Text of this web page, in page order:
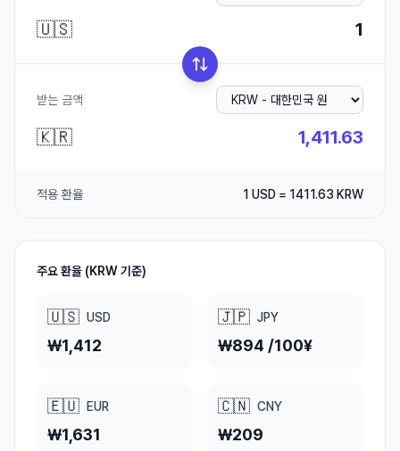
🇺🇸
받는 금액
🇰🇷
적용 환율 1 USD = 1411.63 KRW
주요 환율 (KRW 기준)
🇺🇸 USD
₩1,412
🇯🇵 JPY
₩894 /100¥
🇪🇺 EUR
₩1,631
🇨🇳 CNY
₩209